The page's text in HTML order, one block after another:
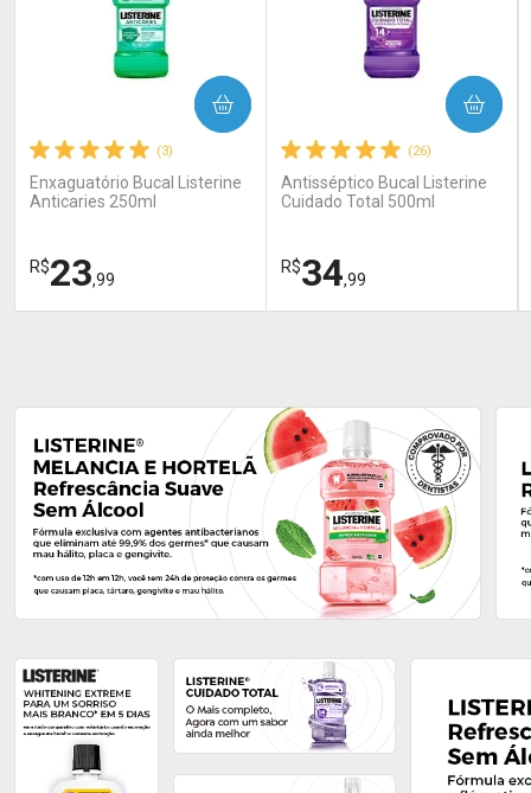
(3)
Enxaguatório Bucal Listerine
Anticaries 250ml
R$23,99
COMPRAR
Ativar Desconto
Comprar sem Desconto
Por R$ 23,99/cada
Comprar sem Desconto
Por R$ 23,99/cada
(26)
Antisséptico Bucal Listerine
Cuidado Total 500ml
R$34,99
COMPRAR
Ativar Desconto
Comprar sem Desconto
Por R$ 34,99/cada
Comprar sem Desconto
Por R$ 34,99/cada